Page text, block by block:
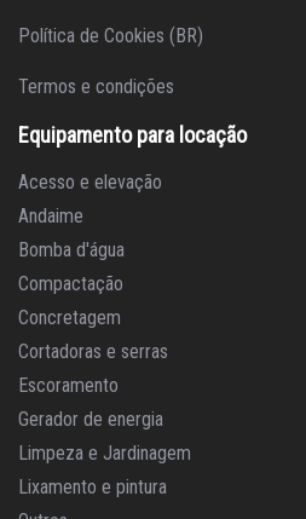
Política de Cookies (BR)
Termos e condições
Equipamento para locação
Acesso e elevação
Andaime
Bomba d'água
Compactação
Concretagem
Cortadoras e serras
Escoramento
Gerador de energia
Limpeza e Jardinagem
Lixamento e pintura